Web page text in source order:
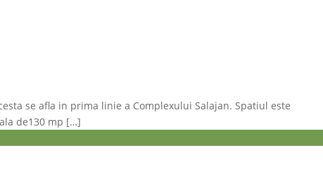
se afla in prima linie a Complexului Salajan. Spatiul este
de130 mp […]